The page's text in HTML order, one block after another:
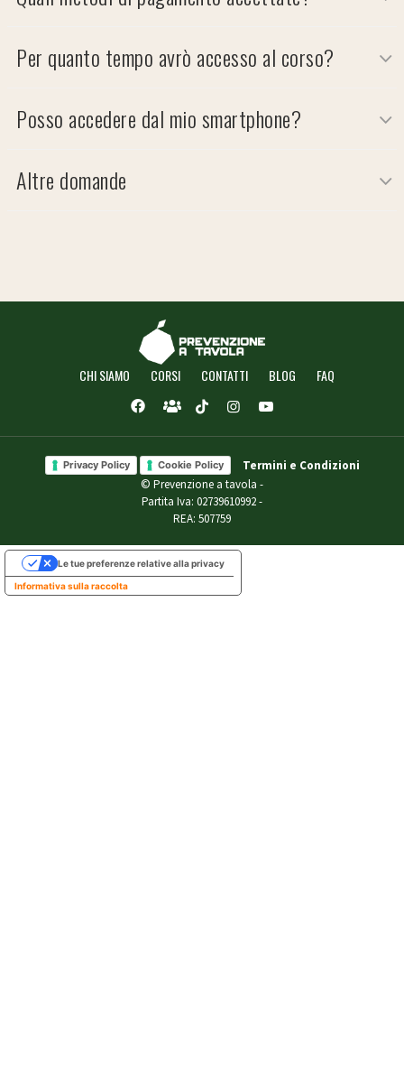
Per quanto tempo avrò accesso al corso?
Posso accedere dal mio smartphone?
Altre domande
CHI SIAMO CORSI CONTATTI BLOG FAQ
Privacy Policy Cookie Policy
Termini e Condizioni
© Prevenzione a tavola -
Partita Iva: 02739610992 -
REA: 507759
Informativa sulla raccolta
Le tue preferenze relative alla privacy